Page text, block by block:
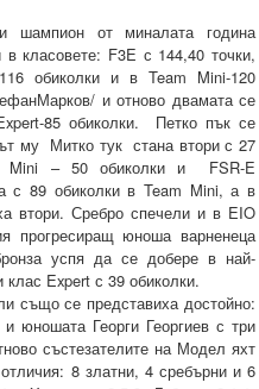
шампион от миналата година
класовете: F3E с 144,40 точки,
обиколки и в Team Mini-120
и отново двамата се
85 обиколки. Петко пък се
му Митко тук стана втори с 27
Mini – 50 обиколки и FSR-E
с 89 обиколки в Team Mini, а в
втори. Сребро спечели и в EIO
прогресиращ юноша варненеца
успя да се добере в най-
Expert с 39 обиколки.
също се представиха достойно:
юношата Георги Георгиев с три
състезателите на Модел яхт
8 златни, 4 сребърни и 6